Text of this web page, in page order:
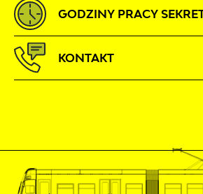
GODZINY PRACY
KONTAKT